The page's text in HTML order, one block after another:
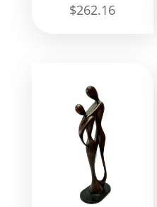
$262.16